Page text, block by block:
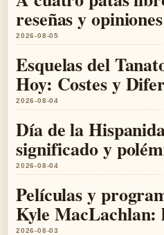
reseñas y opiniones
2026-08-05
Esquelas del
Hoy: Costes y
2026-08-04
Día de la
significado y
2026-08-04
Películas y
Kyle MacLachlan:
2026-08-03